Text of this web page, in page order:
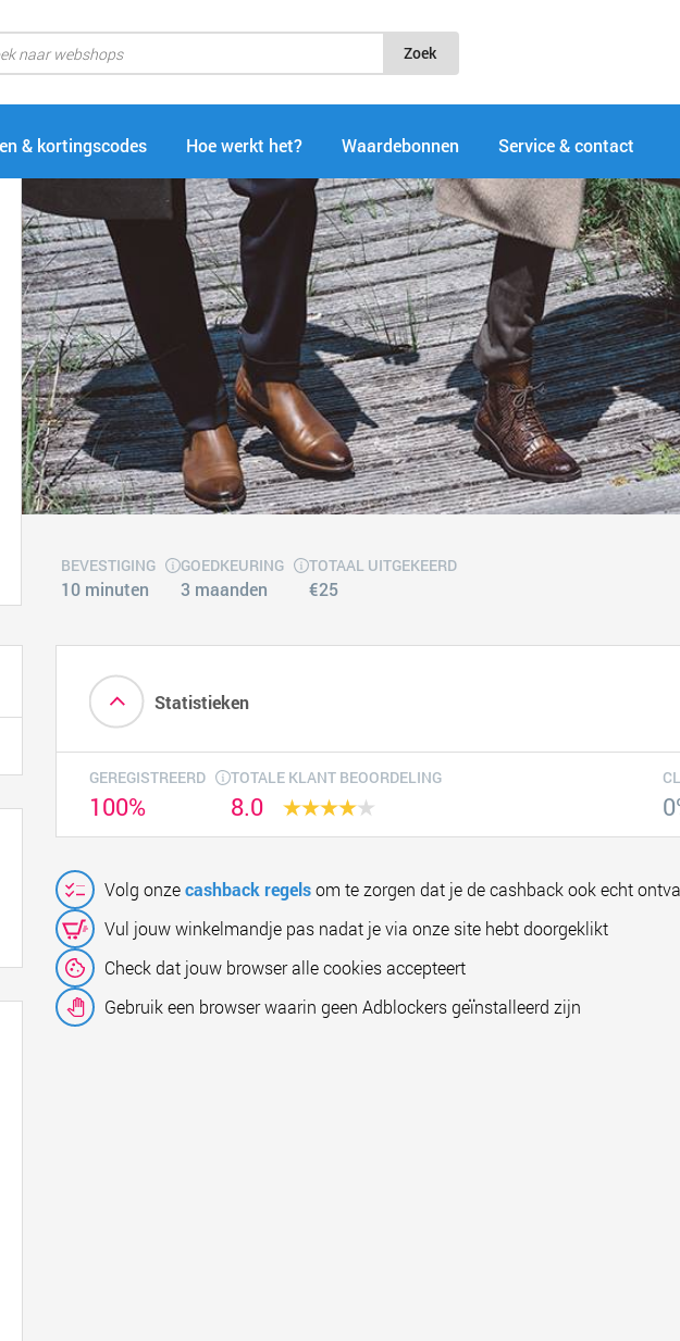
Zoek
& kortingscodes Hoe werkt het? Waardebonnen Service & contact
BEVESTIGING
10 minuten
GOEDKEURING
3 maanden
TOTAAL UITGEKEERD
€25
Statistieken
GEREGISTREERD
100%
TOTALE KLANT BEOORDELING
8.0
Volg onzecashback regelsom te zorgen dat je de cashback ook echt
Vul jouw winkelmandje pas nadat je via onze site hebt doorgeklikt
Check dat jouw browser alle cookies accepteert
Gebruik een browser waarin geen Adblockers geïnstalleerd zijn